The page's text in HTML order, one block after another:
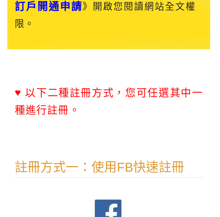
訂戶開通申請》開啟您閱讀網站全文權
限。
♥ 以下二種註冊方式，您可任選其中一
種進行註冊。
註冊方式一：使用FB快速註冊